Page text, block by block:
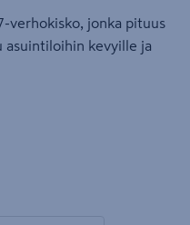
verhokisko, jonka pituus
asuintiloihin kevyille ja